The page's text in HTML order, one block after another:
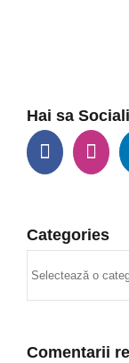
Hai sa
Categories
Comentarii